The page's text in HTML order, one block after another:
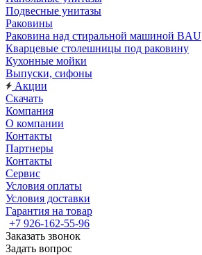
Подвесные унитазы
Раковины
Раковина над стиральной машиной BAU
Кварцевые столешницы под раковину
Кухонные мойки
Выпуски, сифоны
Акции
Скачать
Компания
О компании
Контакты
Партнеры
Контакты
Сервис
Условия оплаты
Условия доставки
Гарантия на товар
+7 926-162-55-96
Заказать звонок
Задать вопрос